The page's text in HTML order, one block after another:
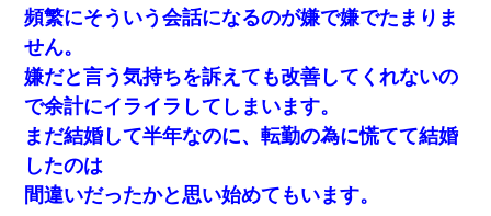
頻繁にそういう会話になるのが嫌で嫌でたまりま
せん。
嫌だと言う気持ちを訴えても改善してくれないの
で余計にイライラしてしまいます。
まだ結婚して半年なのに、転勤の為に慌てて結婚
したのは
間違いだったかと思い始めてもいます。